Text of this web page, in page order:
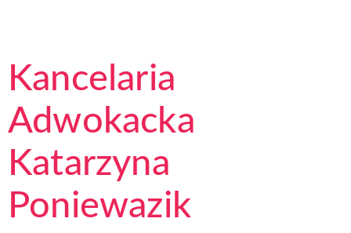
Kancelaria
Adwokacka
Katarzyna
Poniewazik